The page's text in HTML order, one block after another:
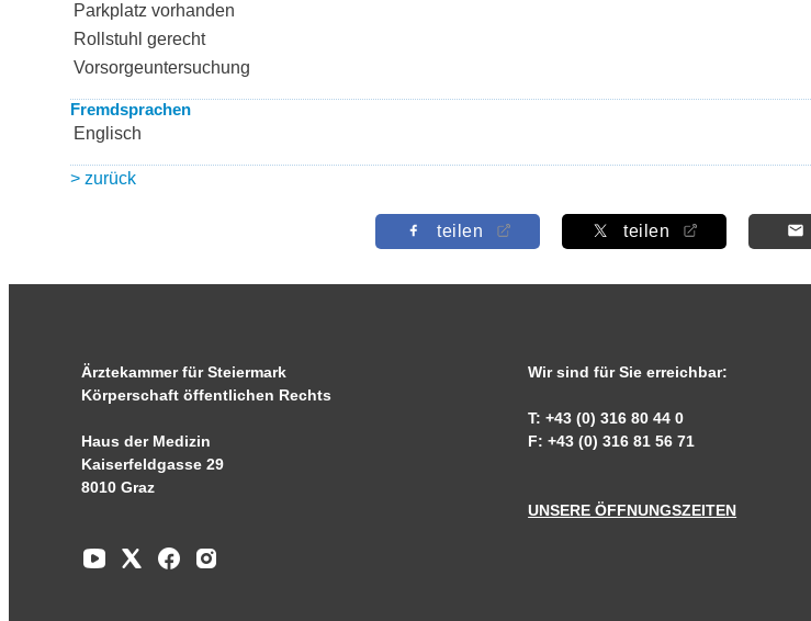
Parkplatz vorhanden
Rollstuhl gerecht
Vorsorgeuntersuchung
Fremdsprachen
Englisch
> zurück
teilen teilen
Ärztekammer für Steiermark
Körperschaft öffentlichen Rechts
Haus der Medizin
Kaiserfeldgasse 29
8010 Graz
Wir sind für Sie erreichbar:
T: +43 (0) 316 80 44 0
F: +43 (0) 316 81 56 71
UNSERE ÖFFNUNGSZEITEN